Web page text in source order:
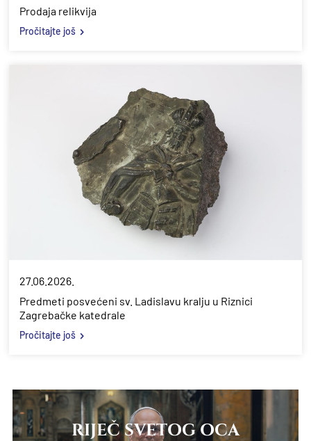
Prodaja relikvija
Pročitajte još
27.06.2026.
Predmeti posvećeni sv. Ladislavu kralju u Riznici
Zagrebačke katedrale
Pročitajte još
RIJEČ SVETOG OCA